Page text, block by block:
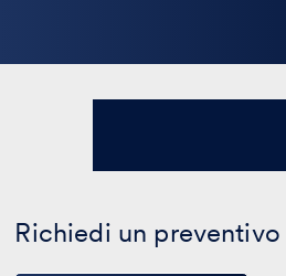
Richiedi un